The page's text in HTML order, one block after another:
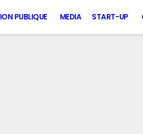
PUBLIQUE MEDIA START-UP